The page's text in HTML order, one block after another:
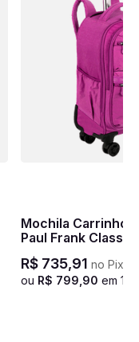
Mochila Carrinho
Paul Frank
R$ 735,91 no Pix
ou R$ 799 90 em 10